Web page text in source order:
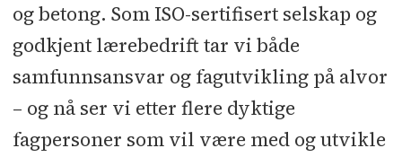
og betong. Som ISO-sertifisert selskap og
godkjent lærebedrift tar vi både
samfunnsansvar og fagutvikling på alvor
– og nå ser vi etter flere dyktige
fagpersoner som vil være med og utvikle